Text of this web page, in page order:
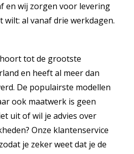
en wij zorgen voor levering
wilt: al vanaf drie werkdagen.
tot de grootste
en heeft al meer dan
De populairste modellen
ook maatwerk is geen
uit of wil je advies over
Onze klantenservice
je zeker weet dat je de